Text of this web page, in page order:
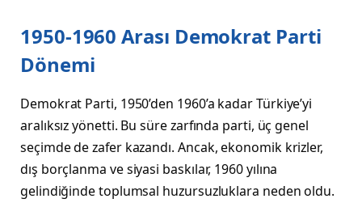
1950-1960 Arası Demokrat Parti
Dönemi
Demokrat Parti, 1950’den 1960’a kadar Türkiye’yi
aralıksız yönetti. Bu süre zarfında parti, üç genel
seçimde de zafer kazandı. Ancak, ekonomik krizler,
dış borçlanma ve siyasi baskılar, 1960 yılına
gelindiğinde toplumsal huzursuzluklara neden oldu.